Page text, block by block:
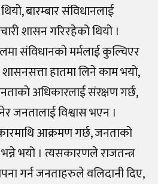
बारम्बार संविधानलाई
शासन गरिरहेको थियो ।
संविधानको मर्मलाई कुल्चिएर
हातमा लिने काम भयो,
अधिकारलाई संरक्षण गर्छ,
जनतालाई विश्वास भएन ।
आक्रमण गर्छ, जनताको
भयो । त्यसकारणले राजतन्त्र
गर्न जनताहरुले वलिदानी दिए,